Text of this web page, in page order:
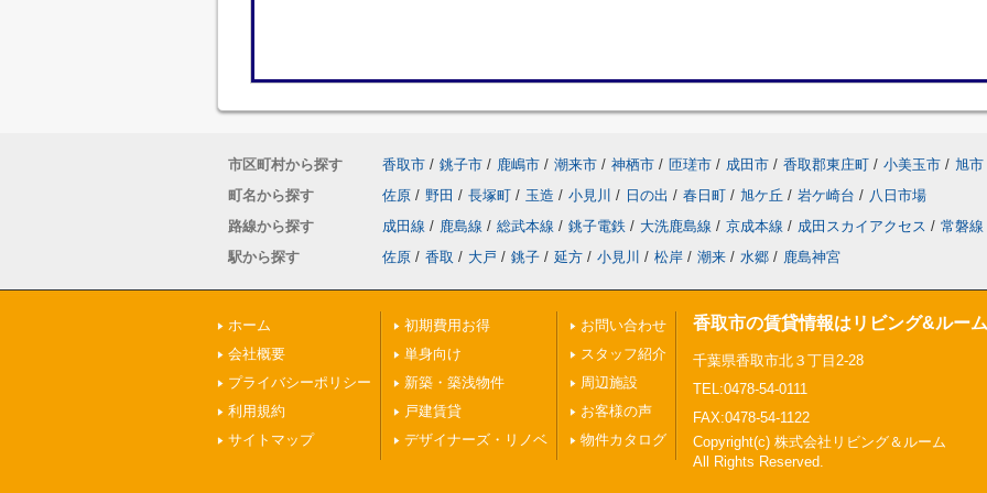
市区町村から探す 香取市 / 銚子市 / 鹿嶋市 / 潮来市 / 神栖市 / 匝瑳市 / 成田市 / 香取郡東庄町 / 小美玉市 / 旭市
町名から探す
佐原 / 野田 / 長塚町 / 玉造 / 小見川 / 日の出 / 春日町 / 旭ケ丘 / 岩ケ崎台 / 八日市場
路線から探す
成田線 / 鹿島線 / 総武本線 / 銚子電鉄 / 大洗鹿島線 / 京成本線 / 成田スカイアクセス / 常磐線
駅から探す
佐原 / 香取 / 大戸 / 銚子 / 延方 / 小見川 / 松岸 / 潮来 / 水郷 / 鹿島神宮
ホーム
会社概要
プライバシーポリシー
利用規約
サイトマップ
初期費用お得
単身向け
新築・築浅物件
戸建賃貸
デザイナーズ・リノベ
お問い合わせ
スタッフ紹介
周辺施設
お客様の声
物件カタログ
香取市の賃貸情報はリビング&ルー
千葉県香取市北３丁目2-28
TEL:0478-54-0111
FAX:0478-54-1122
Copyright(c) 株式会社リビング＆ルーム
All Rights Reserved.